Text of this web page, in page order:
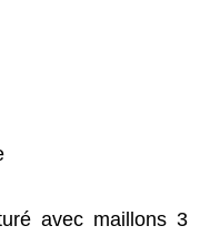
avec maillons 3